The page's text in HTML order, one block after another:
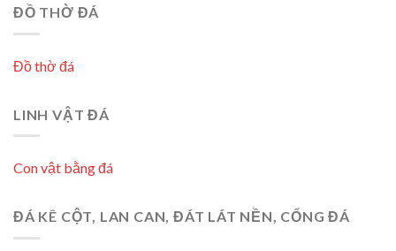
ĐỒ THỜ ĐÁ
Đồ thờ đá
LINH VẬT ĐÁ
Con vật bằng đá
ĐÁ KÊ CỘT, LAN CAN, ĐÁT LÁT NỀN, CỔNG ĐÁ